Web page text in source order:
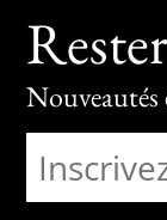
Nouveautés